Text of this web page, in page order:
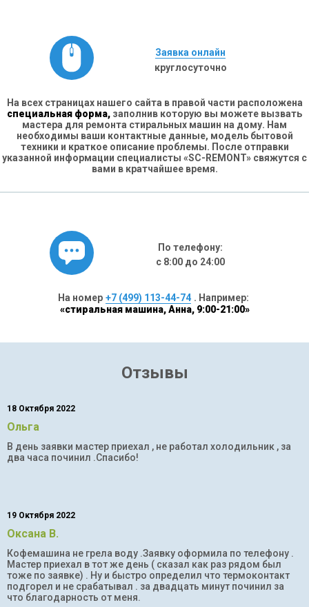
Заявка онлайн
круглосуточно
На всех страницах нашего сайта в правой части расположена
специальная форма, заполнив которую вы можете вызвать
мастера для ремонта стиральных машин на дому. Нам
необходимы ваши контактные данные, модель бытовой
техники и краткое описание проблемы. После отправки
указанной информации специалисты «SC-REMONT» свяжутся с
вами в кратчайшее время.
По телефону:
с 8:00 до 24:00
На номер +7 (499) 113-44-74 . Например:
«стиральная машина, Анна, 9:00-21:00»
Отзывы
18 Октября 2022
Ольга
В день заявки мастер приехал , не работал холодильник , за
два часа починил .Спасибо!
19 Октября 2022
Оксана В.
Кофемашина не грела воду .Заявку оформила по телефону .
Мастер приехал в тот же день ( сказал как раз рядом был
тоже по заявке) . Ну и быстро определил что термоконтакт
подгорел и не срабатывал . за двадцать минут починил за
что благодарность от меня.